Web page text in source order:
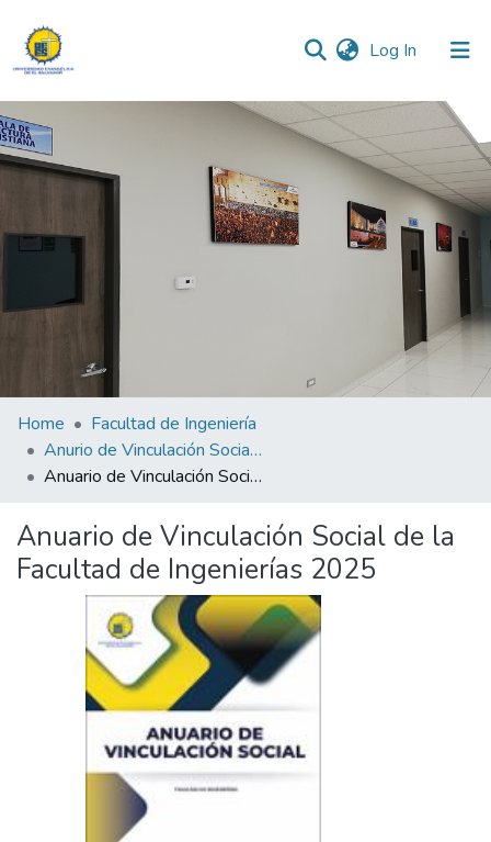
Log In (current)
Communities & Collections
All of DSpace
Home
Facultad de Ingeniería
Anurio de Vinculación Social de la Facutad de Ingenierías 2025
Anuario de Vinculación Social de la Facultad de Ingenierías 2025
Anuario de Vinculación Social de la
Facultad de Ingenierías 2025